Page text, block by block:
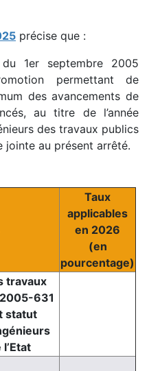
précise que :
1er septembre 2005
permettant de
des avancements de
au titre de l’année
des travaux publics
jointe au présent arrêté.
Taux
applicables
en 2026
(en
pourcentage)
travaux
631
statut